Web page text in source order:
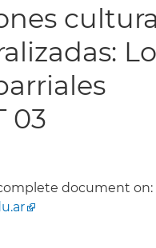
03
document on: